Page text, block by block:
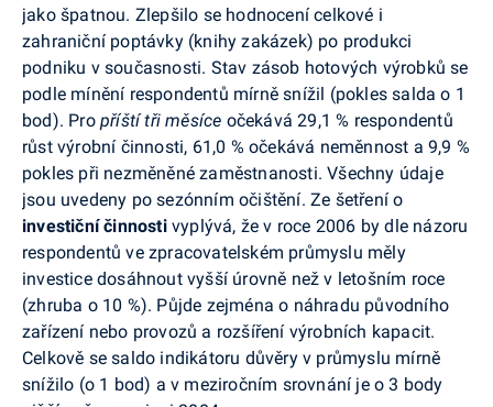
jako špatnou. Zlepšilo se hodnocení celkové i
zahraniční poptávky (knihy zakázek) po produkci
podniku v současnosti. Stav zásob hotových výrobků se
podle mínění respondentů mírně snížil (pokles salda o 1
bod). Pro příští tři měsíce očekává 29,1 % respondentů
růst výrobní činnosti, 61,0 % očekává neměnnost a 9,9 %
pokles při nezměněné zaměstnanosti. Všechny údaje
jsou uvedeny po sezónním očištění. Ze šetření o
investiční činnostivyplývá, že v roce 2006 by dle názoru
respondentů ve zpracovatelském průmyslu měly
investice dosáhnout vyšší úrovně než v letošním roce
(zhruba o 10 %). Půjde zejména o náhradu původního
zařízení nebo provozů a rozšíření výrobních kapacit.
Celkově se saldo indikátoru důvěry v průmyslu mírně
snížilo (o 1 bod) a v meziročním srovnání je o 3 body